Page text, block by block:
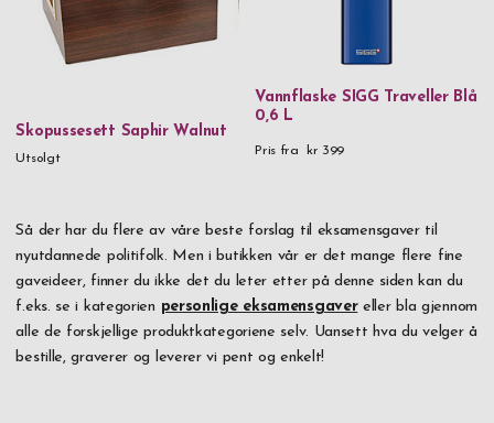
Skopussesett Saphir Walnut
Utsolgt
Vannflaske SIGG Traveller Blå
0,6 L
Pris fra kr 399
Så der har du flere av våre beste forslag til eksamensgaver til
nyutdannede politifolk. Men i butikken vår er det mange flere fine
gaveideer, finner du ikke det du leter etter på denne siden kan du
f.eks. se i kategorien personlige eksamensgavereller bla gjennom
alle de forskjellige produktkategoriene selv. Uansett hva du velger å
bestille, graverer og leverer vi pent og enkelt!